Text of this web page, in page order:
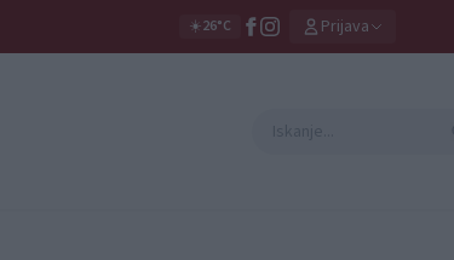
☀️26°C Prijava